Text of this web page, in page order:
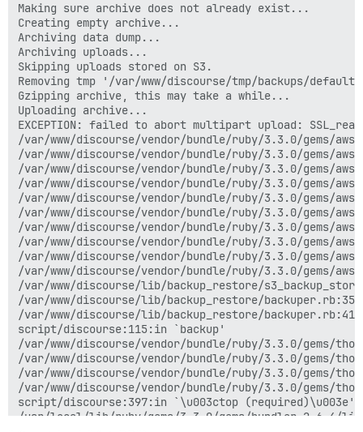
Making sure archive does not already exist...
Creating empty archive...
Archiving data dump...
Archiving uploads...
Skipping uploads stored on S3.
Removing tmp '/var/www/discourse/tmp/backups/
Gzipping archive, this may take a while...
Uploading archive...
EXCEPTION: failed to abort multipart upload:
/var/www/discourse/vendor/bundle/ruby/3.3.0/gems/
/var/www/discourse/vendor/bundle/ruby/3.3.0/gems/
/var/www/discourse/vendor/bundle/ruby/3.3.0/gems/
/var/www/discourse/vendor/bundle/ruby/3.3.0/gems/
/var/www/discourse/vendor/bundle/ruby/3.3.0/gems/
/var/www/discourse/vendor/bundle/ruby/3.3.0/gems/
/var/www/discourse/vendor/bundle/ruby/3.3.0/gems/
/var/www/discourse/vendor/bundle/ruby/3.3.0/gems/
/var/www/discourse/vendor/bundle/ruby/3.3.0/gems/
/var/www/discourse/vendor/bundle/ruby/3.3.0/gems/
/var/www/discourse/lib/backup_restore/
/var/www/discourse/lib/backup_restore/
/var/www/discourse/lib/backup_restore/
script/discourse:115:in `backup'
/var/www/discourse/vendor/bundle/ruby/3.3.0/gems/
/var/www/discourse/vendor/bundle/ruby/3.3.0/gems/
/var/www/discourse/vendor/bundle/ruby/3.3.0/
/var/www/discourse/vendor/bundle/ruby/3.3.0/
script/discourse:397:in `\u003ctop (required)\u003e'
/usr/local/lib/ruby/gems/3.3.0/gems/bundler-2.6.4/